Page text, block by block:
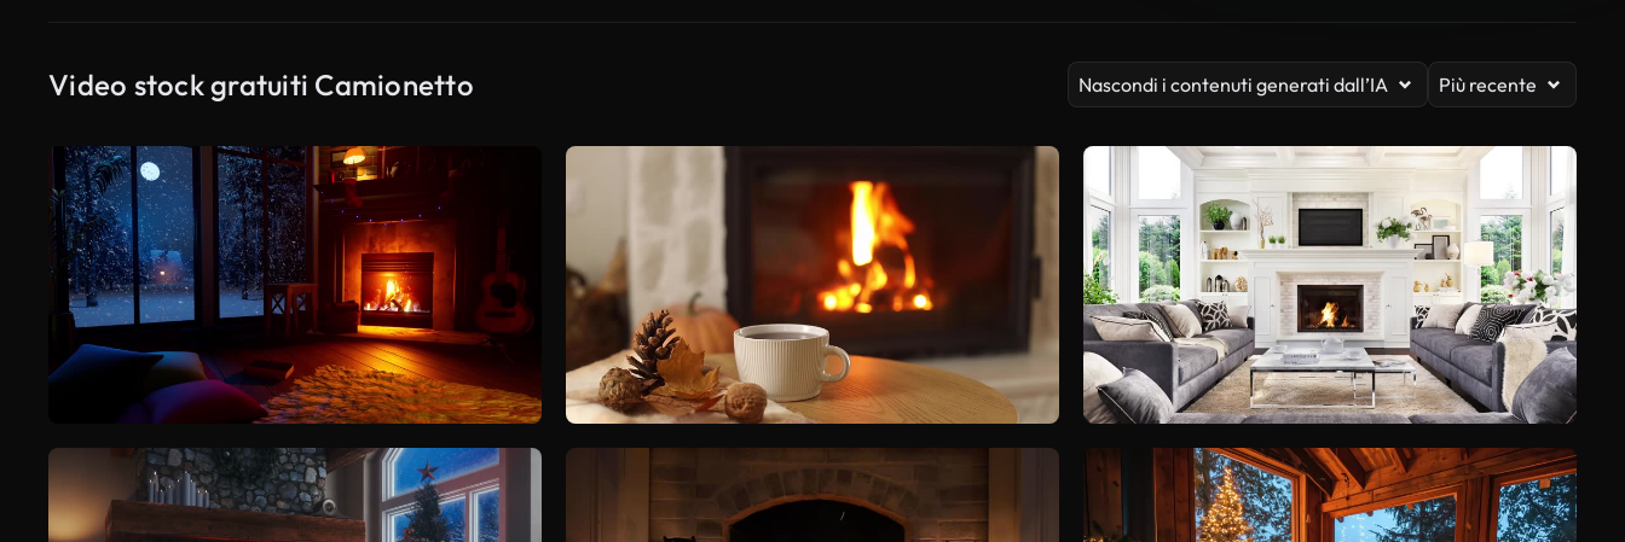
Video stock gratuiti Camionetto Nascondi i contenuti generati dall’IA Più recente